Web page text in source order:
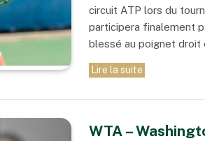
circuit ATP lors du
participera finalement
blessé au poignet droit
Lire la suite
WTA –